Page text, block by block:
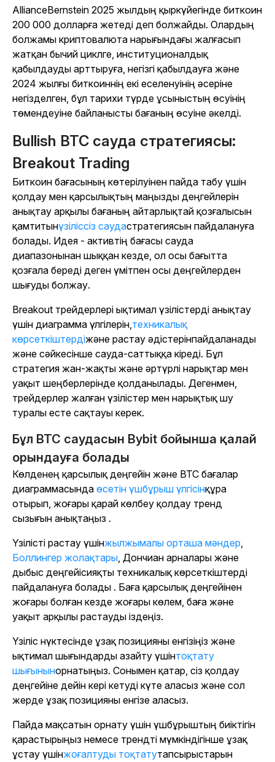
AllianceBernstein 2025 жылдың қыркүйегінде биткоин
200 000 долларға жетеді деп болжайды. Олардың
болжамы криптовалюта нарығындағы жалғасып
жатқан бычий циклге, институционалдық
қабылдауды арттыруға, негізгі қабылдауға және
2024 жылғы биткоиннің екі еселенуінің әсеріне
негізделген, бұл тарихи түрде ұсыныстың өсуінің
төмендеуіне байланысты бағаның өсуіне әкелді.
Bullish BTC сауда стратегиясы:
Breakout Trading
Биткоин бағасының көтерілуінен пайда табу үшін
қолдау мен қарсылықтың маңызды деңгейлерін
анықтау арқылы бағаның айтарлықтай қозғалысын
қамтитынүзіліссіз саудастратегиясын пайдалануға
болады. Идея - активтің бағасы сауда
диапазонынан шыққан кезде, ол осы бағытта
қозғала береді деген үмітпен осы деңгейлерден
шығуды болжау.
Breakout трейдерлері ықтимал үзілістерді анықтау
үшін диаграмма үлгілерін,техникалық
көрсеткіштердіжәне растау әдістерінпайдаланады
және сәйкесінше сауда-саттыққа кіреді. Бұл
стратегия жан-жақты және әртүрлі нарықтар мен
уақыт шеңберлерінде қолданылады. Дегенмен,
трейдерлер жалған үзілістер мен нарықтық шу
туралы есте сақтауы керек.
Бұл BTC саудасын Bybit бойынша қалай
орындауға болады
Көлденең қарсылық деңгейін және BTC бағалар
диаграммасында өсетін үшбұрыш үлгісінқұра
отырып, жоғары қарай көлбеу қолдау тренд
сызығын анықтаңыз .
Үзілісті растау үшінжылжымалы орташа мәндер,
Боллингер жолақтары, Дончиан арналары және
дыбыс деңгейісияқты техникалық көрсеткіштерді
пайдалануға болады . Баға қарсылық деңгейінен
жоғары болған кезде жоғары көлем, баға және
уақыт арқылы растауды іздеңіз.
Үзіліс нүктесінде ұзақ позицияны енгізіңіз және
ықтимал шығындарды азайту үшінтоқтату
шығынынорнатыңыз. Сонымен қатар, сіз қолдау
деңгейіне дейін кері кетуді күте аласыз және сол
жерде ұзақ позицияны енгізе аласыз.
Пайда мақсатын орнату үшін үшбұрыштың биіктігін
қарастырыңыз немесе трендті мүмкіндігінше ұзақ
ұстау үшінжоғалтуды тоқтатутапсырыстарын